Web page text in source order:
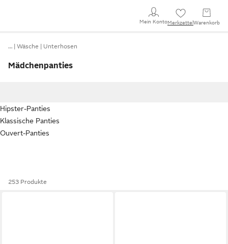
Mein KontoMerkzettel Warenkorb
… Wäsche Unterhosen
Mädchenpanties
Hipster-Panties
Klassische Panties
Ouvert-Panties
253 Produkte